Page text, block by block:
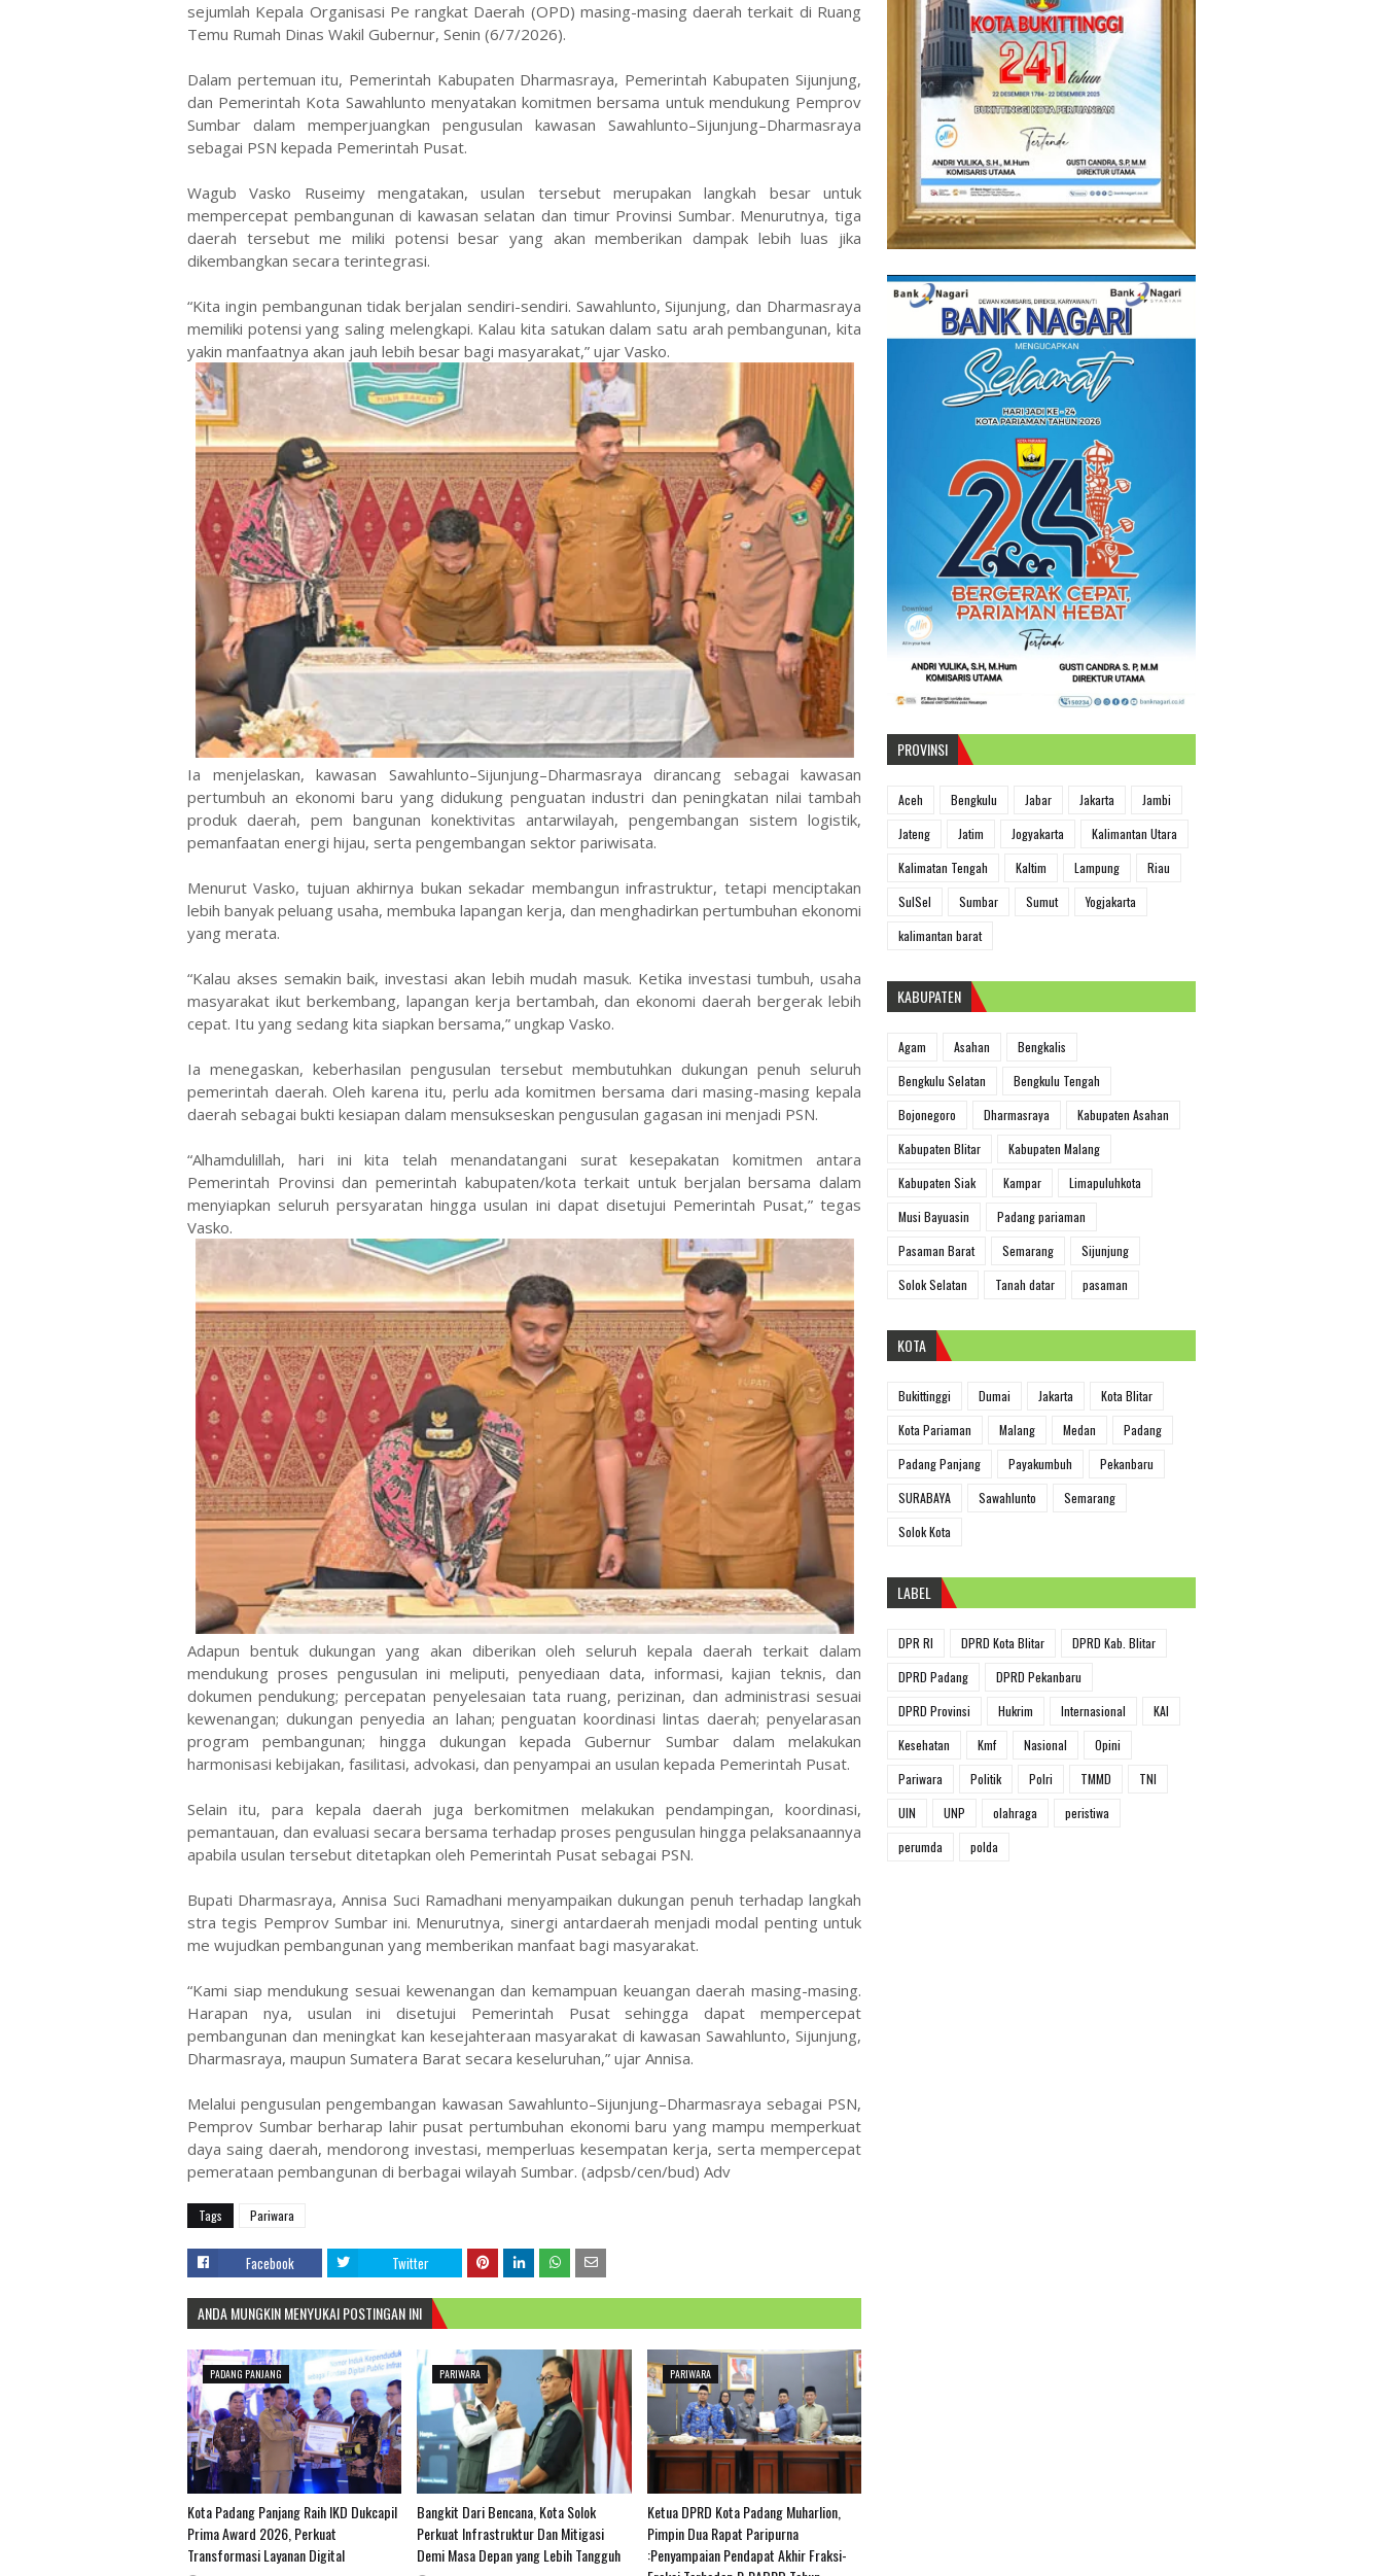
sejumlah Kepala Organisasi Pe rangkat Daerah (OPD) masing-masing daerah terkait di Ruang
Temu Rumah Dinas Wakil Gubernur, Senin (6/7/2026).
Dalam pertemuan itu, Pemerintah Kabupaten Dharmasraya, Pemerintah Kabupaten Sijunjung,
dan Pemerintah Kota Sawahlunto menyatakan komitmen bersama untuk mendukung Pemprov
Sumbar dalam memperjuangkan pengusulan kawasan Sawahlunto–Sijunjung–Dharmasraya
sebagai PSN kepada Pemerintah Pusat.
Wagub Vasko Ruseimy mengatakan, usulan tersebut merupakan langkah besar untuk
mempercepat pembangunan di kawasan selatan dan timur Provinsi Sumbar. Menurutnya, tiga
daerah tersebut me miliki potensi besar yang akan memberikan dampak lebih luas jika
dikembangkan secara terintegrasi.
“Kita ingin pembangunan tidak berjalan sendiri-sendiri. Sawahlunto, Sijunjung, dan Dharmasraya
memiliki potensi yang saling melengkapi. Kalau kita satukan dalam satu arah pembangunan, kita
yakin manfaatnya akan jauh lebih besar bagi masyarakat,” ujar Vasko.
Ia menjelaskan, kawasan Sawahlunto–Sijunjung–Dharmasraya dirancang sebagai kawasan
pertumbuh an ekonomi baru yang didukung penguatan industri dan peningkatan nilai tambah
produk daerah, pem bangunan konektivitas antarwilayah, pengembangan sistem logistik,
pemanfaatan energi hijau, serta pengembangan sektor pariwisata.
Menurut Vasko, tujuan akhirnya bukan sekadar membangun infrastruktur, tetapi menciptakan
lebih banyak peluang usaha, membuka lapangan kerja, dan menghadirkan pertumbuhan ekonomi
yang merata.
“Kalau akses semakin baik, investasi akan lebih mudah masuk. Ketika investasi tumbuh, usaha
masyarakat ikut berkembang, lapangan kerja bertambah, dan ekonomi daerah bergerak lebih
cepat. Itu yang sedang kita siapkan bersama,” ungkap Vasko.
Ia menegaskan, keberhasilan pengusulan tersebut membutuhkan dukungan penuh seluruh
pemerintah daerah. Oleh karena itu, perlu ada komitmen bersama dari masing-masing kepala
daerah sebagai bukti kesiapan dalam mensukseskan pengusulan gagasan ini menjadi PSN.
“Alhamdulillah, hari ini kita telah menandatangani surat kesepakatan komitmen antara
Pemerintah Provinsi dan pemerintah kabupaten/kota terkait untuk berjalan bersama dalam
menyiapkan seluruh persyaratan hingga usulan ini dapat disetujui Pemerintah Pusat,” tegas
Vasko.
Adapun bentuk dukungan yang akan diberikan oleh seluruh kepala daerah terkait dalam
mendukung proses pengusulan ini meliputi, penyediaan data, informasi, kajian teknis, dan
dokumen pendukung; percepatan penyelesaian tata ruang, perizinan, dan administrasi sesuai
kewenangan; dukungan penyedia an lahan; penguatan koordinasi lintas daerah; penyelarasan
program pembangunan; hingga dukungan kepada Gubernur Sumbar dalam melakukan
harmonisasi kebijakan, fasilitasi, advokasi, dan penyampai an usulan kepada Pemerintah Pusat.
Selain itu, para kepala daerah juga berkomitmen melakukan pendampingan, koordinasi,
pemantauan, dan evaluasi secara bersama terhadap proses pengusulan hingga pelaksanaannya
apabila usulan tersebut ditetapkan oleh Pemerintah Pusat sebagai PSN.
Bupati Dharmasraya, Annisa Suci Ramadhani menyampaikan dukungan penuh terhadap langkah
stra tegis Pemprov Sumbar ini. Menurutnya, sinergi antardaerah menjadi modal penting untuk
me wujudkan pembangunan yang memberikan manfaat bagi masyarakat.
“Kami siap mendukung sesuai kewenangan dan kemampuan keuangan daerah masing-masing.
Harapan nya, usulan ini disetujui Pemerintah Pusat sehingga dapat mempercepat
pembangunan dan meningkat kan kesejahteraan masyarakat di kawasan Sawahlunto, Sijunjung,
Dharmasraya, maupun Sumatera Barat secara keseluruhan,” ujar Annisa.
Melalui pengusulan pengembangan kawasan Sawahlunto–Sijunjung–Dharmasraya sebagai PSN,
Pemprov Sumbar berharap lahir pusat pertumbuhan ekonomi baru yang mampu memperkuat
daya saing daerah, mendorong investasi, memperluas kesempatan kerja, serta mempercepat
pemerataan pembangunan di berbagai wilayah Sumbar. (adpsb/cen/bud) Adv
Tags Pariwara
Facebook Twitter
ANDA MUNGKIN MENYUKAI POSTINGAN INI
PADANG PANJANG
Kota Padang Panjang Raih IKD Dukcapil
Prima Award 2026, Perkuat
Transformasi Layanan Digital
PARIWARA
Bangkit Dari Bencana, Kota Solok
Perkuat Infrastruktur Dan Mitigasi
Demi Masa Depan yang Lebih Tangguh
PARIWARA
Ketua DPRD Kota Padang Muharlion,
Pimpin Dua Rapat Paripurna
:Penyampaian Pendapat Akhir Fraksi-
PROVINSI
Aceh Bengkulu Jabar Jakarta
Jambi
Jateng
Jatim Jogyakarta
Kalimantan Utara
Kalimatan Tengah
Kaltim Lampung
Riau
SulSel
Sumbar Sumut
Yogjakarta
kalimantan barat
KABUPATEN
Agam Asahan
Bengkalis
Bengkulu Selatan
Bengkulu Tengah
Bojonegoro
Dharmasraya
Kabupaten Asahan
Kabupaten Blitar
Kabupaten Malang
Kabupaten Siak
Kampar
Limapuluhkota
Musi Bayuasin
Padang pariaman
Pasaman Barat
Semarang
Sijunjung
Solok Selatan
Tanah datar pasaman
KOTA
Bukittinggi Dumai Jakarta
Kota Blitar
Kota Pariaman
Malang Medan
Padang
Padang Panjang
Payakumbuh
Pekanbaru
SURABAYA
Sawahlunto
Semarang
Solok Kota
LABEL
DPR RI DPRD Kota Blitar
DPRD Kab. Blitar
DPRD Padang
DPRD Pekanbaru
DPRD Provinsi
Hukrim Internasional
KAI
Kesehatan
Kmf Nasional
Opini
Pariwara
Politik Polri TMMD
TNI
UIN
UNP olahraga
peristiwa
perumda
polda